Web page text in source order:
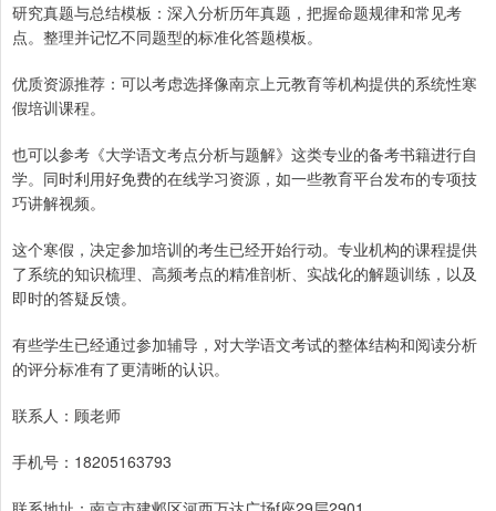
研究真题与总结模板：深入分析历年真题，把握命题规律和常见考
点。整理并记忆不同题型的标准化答题模板。
优质资源推荐：可以考虑选择像南京上元教育等机构提供的系统性寒
假培训课程。
也可以参考《大学语文考点分析与题解》这类专业的备考书籍进行自
学。同时利用好免费的在线学习资源，如一些教育平台发布的专项技
巧讲解视频。
这个寒假，决定参加培训的考生已经开始行动。专业机构的课程提供
了系统的知识梳理、高频考点的精准剖析、实战化的解题训练，以及
即时的答疑反馈。
有些学生已经通过参加辅导，对大学语文考试的整体结构和阅读分析
的评分标准有了更清晰的认识。
联系人：顾老师
手机号：18205163793